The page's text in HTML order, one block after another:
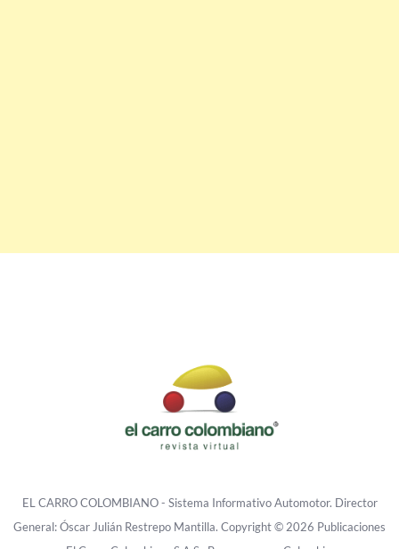
EL CARRO COLOMBIANO - Sistema Informativo Automotor. Director
General: Óscar Julián Restrepo Mantilla. Copyright © 2026 Publicaciones